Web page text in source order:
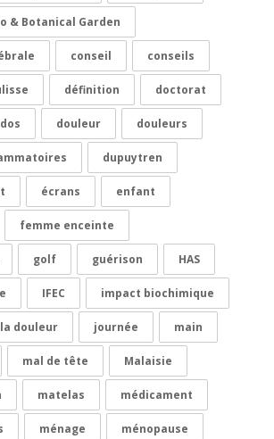
& Botanical Garden
conseil conseils
définition doctorat
dos douleur douleurs
dupuytren
écrans enfant
femme enceinte
golf guérison HAS
IFEC impact biochimique
douleur journée main
mal de tête Malaisie
matelas médicament
ménage ménopause